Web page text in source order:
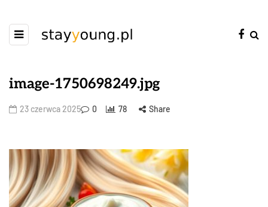
image-1750698249.jpg
23 czerwca 2025 0 78 Share